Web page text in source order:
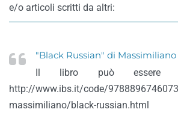
e/o articoli scritti da altri:
"Black Russian" di
Il libro può essere
http://www.ibs.it/code/
massimiliano/black-russian.html